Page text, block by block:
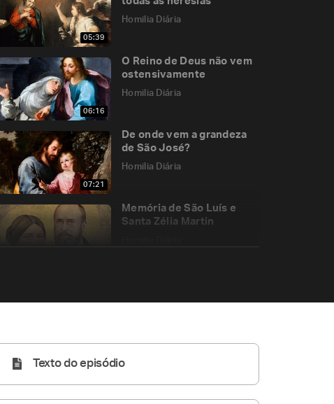
05:39
Homilia Diária
06:16
O Reino de Deus não vem
ostensivamente
Homilia Diária
07:21
De onde vem a grandeza
de São José?
Homilia Diária
Memória de São Luís e
Santa Zélia Martin
Texto do episódio